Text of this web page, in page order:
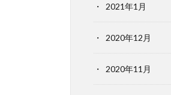
2021年1月
2020年12月
2020年11月